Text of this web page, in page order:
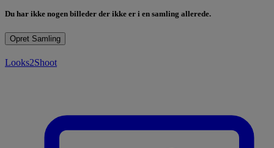
Du har ikke nogen billeder der ikke er i en samling allerede.
Opret Samling
Looks2Shoot